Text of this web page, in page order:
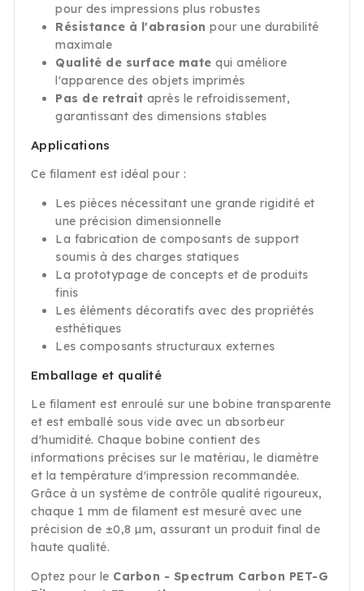
pour des impressions plus robustes
Résistance à l'abrasion pour une durabilité
maximale
Qualité de surface mate qui améliore
l'apparence des objets imprimés
Pas de retrait après le refroidissement,
garantissant des dimensions stables
Applications
Ce filament est idéal pour :
Les pièces nécessitant une grande rigidité et
une précision dimensionnelle
La fabrication de composants de support
soumis à des charges statiques
La prototypage de concepts et de produits
finis
Les éléments décoratifs avec des propriétés
esthétiques
Les composants structuraux externes
Emballage et qualité
Le filament est enroulé sur une bobine transparente
et est emballé sous vide avec un absorbeur
d'humidité. Chaque bobine contient des
informations précises sur le matériau, le diamètre
et la température d'impression recommandée.
Grâce à un système de contrôle qualité rigoureux,
chaque 1 mm de filament est mesuré avec une
précision de ±0,8 µm, assurant un produit final de
haute qualité.
Optez pour le Carbon - Spectrum Carbon PET-G